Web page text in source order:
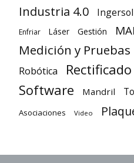
Industria 4.0
Enfriar Láser Gestión
Medición y Pruebas
Robótica Rectificado
Software Mandril
Asociaciones Video